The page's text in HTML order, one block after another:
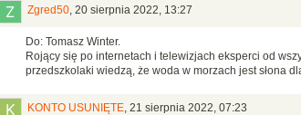
Zgred50, 20 sierpnia 2022, 13:27
Do: Tomasz Winter.
Rojący się po internetach i telewizjach eksperci od
przedszkolaki wiedzą, że woda w morzach jest słona
KONTO USUNIĘTE, 21 sierpnia 2022, 07:23